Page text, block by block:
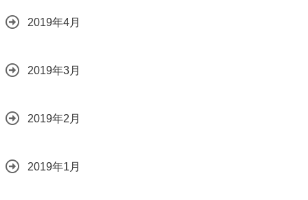
2019年4月
2019年3月
2019年2月
2019年1月